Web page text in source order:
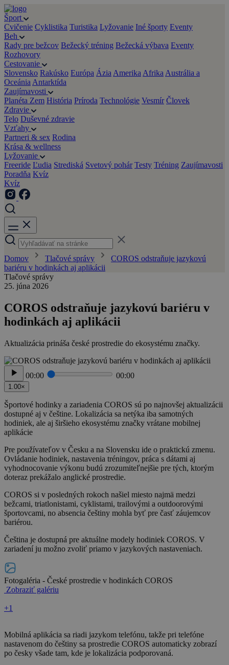
Šport
Cvičenie Cyklistika Turistika Lyžovanie Iné športy Eventy
Beh
Rady pre bežcov Bežecký tréning Bežecká výbava Eventy
Rozhovory
Cestovanie
Slovensko Rakúsko Európa Ázia Amerika Afrika Austrália a
Oceánia Antarktída
Zaujímavosti
Planéta Zem História Príroda Technológie Vesmír Človek
Zdravie
Telo Duševné zdravie
Vzťahy
Partneri & sex Rodina
Krása & wellness
Lyžovanie
Freeride Ľudia Strediská Svetový pohár Testy Tréning Zaujímavosti
Poradňa Kvíz
Kvíz
Domov Tlačové správy
COROS odstraňuje jazykovú
bariéru v hodinkách aj aplikácii
Tlačové správy
25. júna 2026
COROS odstraňuje jazykovú bariéru v
hodinkách aj aplikácii
Aktualizácia prináša české prostredie do ekosystému značky.
00:00 00:00
1.00×
Športové hodinky a zariadenia COROS sú po najnovšej aktualizácii
dostupné aj v češtine. Lokalizácia sa netýka iba samotných
hodiniek, ale aj širšieho ekosystému značky vrátane mobilnej
aplikácie
Pre používateľov v Česku a na Slovensku ide o praktickú zmenu.
Ovládanie hodiniek, nastavenia tréningov, práca s dátami aj
vyhodnocovanie výkonu budú zrozumiteľnejšie pre tých, ktorým
doteraz prekážalo anglické prostredie.
COROS si v posledných rokoch našiel miesto najmä medzi
bežcami, triatlonistami, cyklistami, trailovými a outdoorovými
športovcami, no absencia češtiny mohla byť pre časť záujemcov
bariérou.
Čeština je dostupná pre aktuálne modely hodiniek COROS. V
zariadení ju možno zvoliť priamo v jazykových nastaveniach.
Fotogaléria - České prostredie v hodinkách COROS
Zobraziť galériu
+1
Mobilná aplikácia sa riadi jazykom telefónu, takže pri telefóne
nastavenom do češtiny sa prostredie COROS automaticky zobrazí
po česky všade tam, kde je lokalizácia podporovaná.